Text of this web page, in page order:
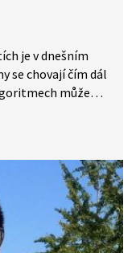
je v dnešním
se chovají čím dál
může